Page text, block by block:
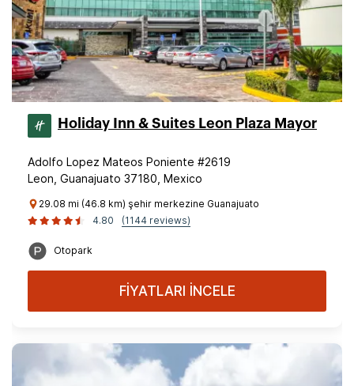
Holiday Inn & Suites Leon Plaza Mayor
Adolfo Lopez Mateos Poniente #2619
Leon, Guanajuato 37180, Mexico
29.08 mi (46.8 km) şehir merkezine Guanajuato
4.80
(1144 reviews)
Otopark
FİYATLARI İNCELE